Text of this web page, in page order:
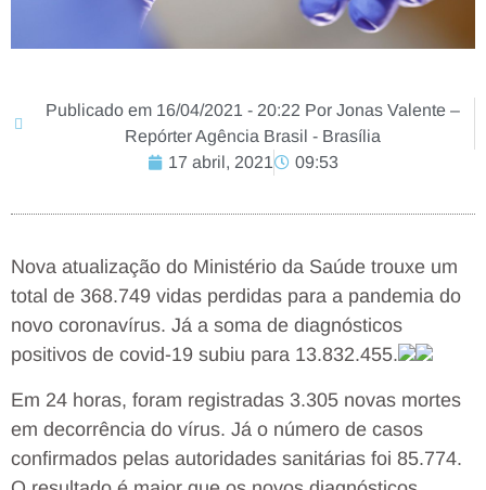
Publicado em 16/04/2021 - 20:22 Por Jonas Valente –
Repórter Agência Brasil - Brasília
17 abril, 2021
09:53
Nova atualização do Ministério da Saúde trouxe um
total de 368.749 vidas perdidas para a pandemia do
novo coronavírus. Já a soma de diagnósticos
positivos de covid-19 subiu para 13.832.455.
Em 24 horas, foram registradas 3.305 novas mortes
em decorrência do vírus. Já o número de casos
confirmados pelas autoridades sanitárias foi 85.774.